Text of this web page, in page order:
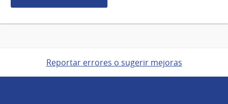
Reportar errores o sugerir mejoras